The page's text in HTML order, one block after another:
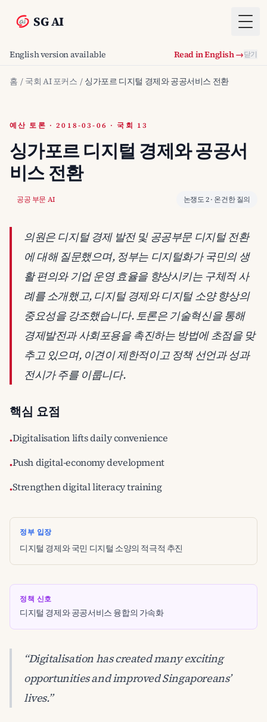
SG AI
English version available Read in English →닫기
홈 / 국회 AI 포커스 / 싱가포르 디지털 경제와 공공서비스 전환
예산 토론 · 2018-03-06 · 국회 13
싱가포르 디지털 경제와 공공서
비스 전환
공공 부문 AI 논쟁도 2 · 온건한 질의
의원은 디지털 경제 발전 및 공공부문 디지털 전환
에 대해 질문했으며, 정부는 디지털화가 국민의 생
활 편의와 기업 운영 효율을 향상시키는 구체적 사
례를 소개했고, 디지털 경제와 디지털 소양 향상의
중요성을 강조했습니다. 토론은 기술혁신을 통해
경제발전과 사회포용을 촉진하는 방법에 초점을 맞
추고 있으며, 이견이 제한적이고 정책 선언과 성과
전시가 주를 이룹니다.
핵심 요점
•Digitalisation lifts daily convenience
•Push digital-economy development
•Strengthen digital literacy training
정부 입장
디지털 경제와 국민 디지털 소양의 적극적 추진
정책 신호
디지털 경제와 공공서비스 융합의 가속화
“Digitalisation has created many exciting
opportunities and improved Singaporeans’
lives.”